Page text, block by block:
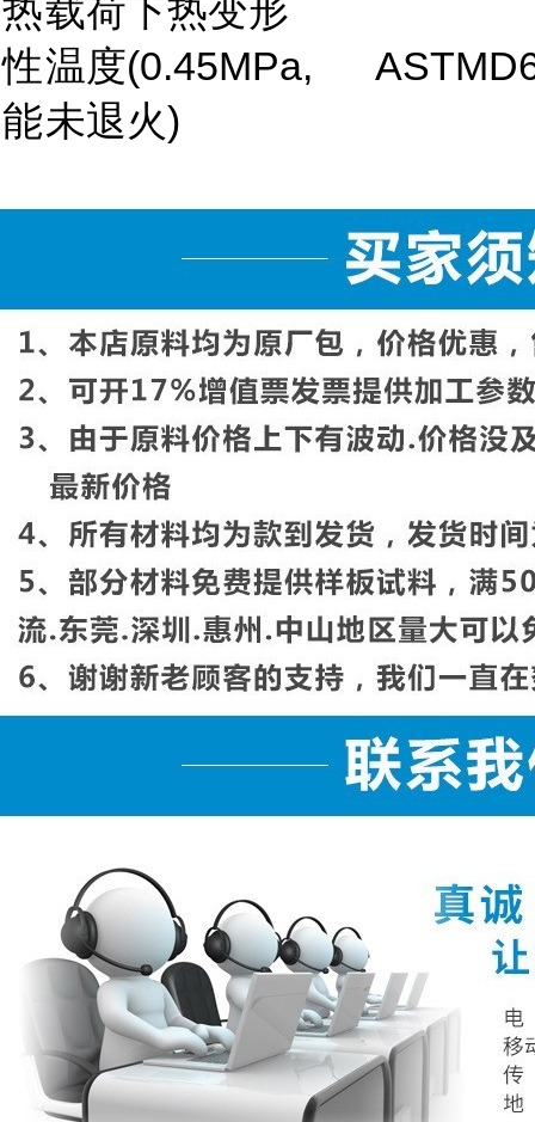
热
性
能
载荷下热变形
温度(0.45MPa,
未退火)